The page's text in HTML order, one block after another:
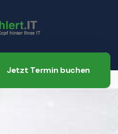
Jetzt Termin buchen